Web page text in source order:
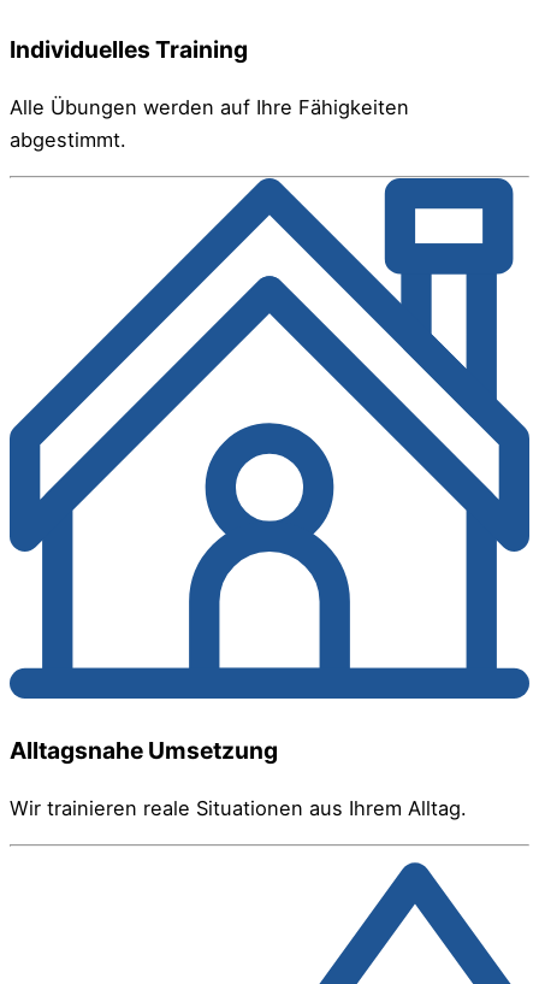
Individuelles Training
Alle Übungen werden auf Ihre Fähigkeiten
abgestimmt.
Alltagsnahe Umsetzung
Wir trainieren reale Situationen aus Ihrem Alltag.